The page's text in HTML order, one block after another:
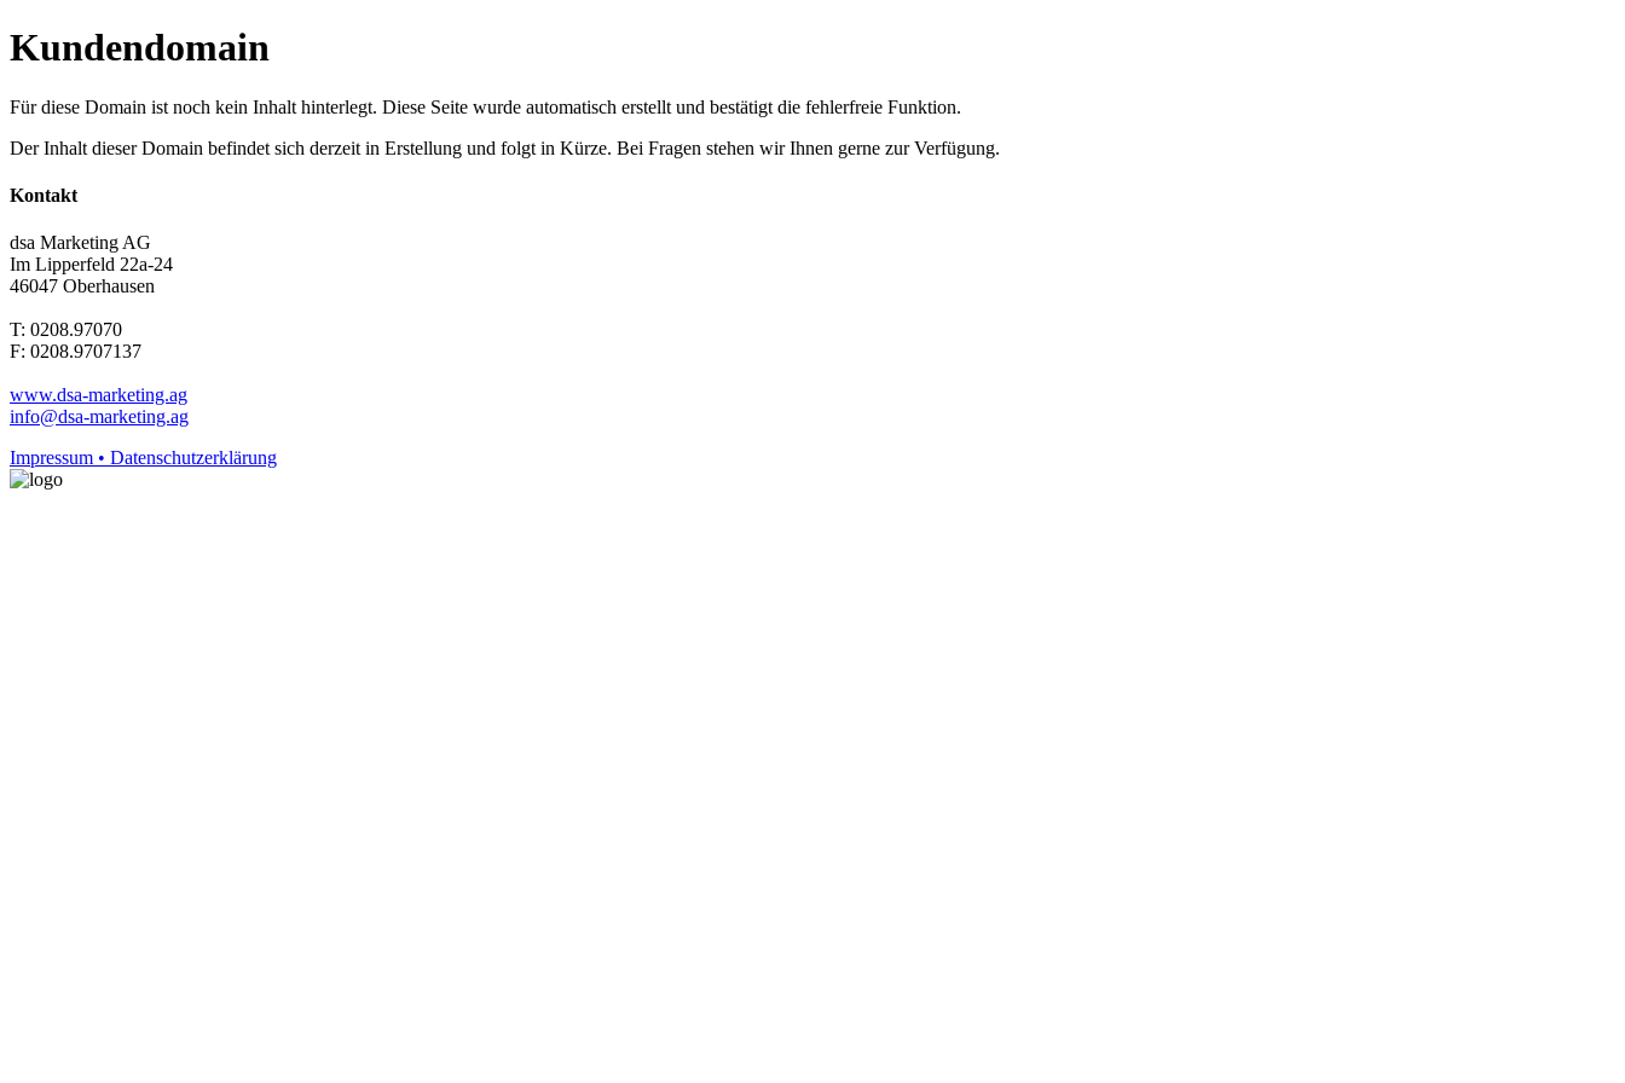
Kundendomain
Für diese Domain ist noch kein Inhalt hinterlegt. Diese Seite wurde automatisch erstellt und bestätigt die fehlerfreie Funktion.
Der Inhalt dieser Domain befindet sich derzeit in Erstellung und folgt in Kürze. Bei Fragen stehen wir Ihnen gerne zur Verfügung.
Kontakt
dsa Marketing AG
Im Lipperfeld 22a-24
46047 Oberhausen
T: 0208.97070
F: 0208.9707137
www.dsa-marketing.ag
info@dsa-marketing.ag
Impressum • Datenschutzerklärung